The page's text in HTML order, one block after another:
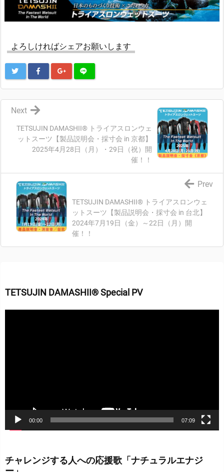
よろしければシェアお願いします
TETSUJIN DAMASHII® トライアスロンウェ
ットスーツ【製品説明会・採寸会 in 京都】
2025年4月28日（月）・29日（祝）開
催！！
Next
TETSUJIN DAMASHII® トライアスロンウェ
ットスーツ【製品説明会・採寸会 in 台北】
2024年7月19日（金）～22日（月）開
催！！
Prev
TETSUJIN DAMASHII® Special PV
00:00 07:09
チャレンジする人への応援歌「ナチュラルエナジ